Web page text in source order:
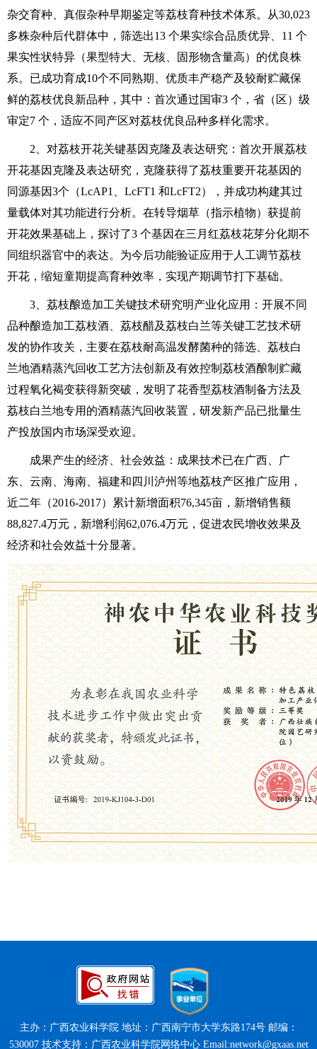
杂交育种、真假杂种早期鉴定等荔枝育种技术体系。从30,023
多株杂种后代群体中，筛选出13 个果实综合品质优异、11 个
果实性状特异（果型特大、无核、固形物含量高）的优良株
系。已成功育成10个不同熟期、优质丰产稳产及较耐贮藏保
鲜的荔枝优良新品种，其中：首次通过国审3 个，省（区）级
审定7 个，适应不同产区对荔枝优良品种多样化需求。
2、对荔枝开花关键基因克隆及表达研究：首次开展荔枝
开花基因克隆及表达研究，克隆获得了荔枝重要开花基因的
同源基因3个（LcAP1、LcFT1 和LcFT2），并成功构建其过
量载体对其功能进行分析。在转导烟草（指示植物）获提前
开花效果基础上，探讨了3 个基因在三月红荔枝花芽分化期不
同组织器官中的表达。为今后功能验证应用于人工调节荔枝
开花，缩短童期提高育种效率，实现产期调节打下基础。
3、荔枝酿造加工关键技术研究明产业化应用：开展不同
品种酿造加工荔枝酒、荔枝醋及荔枝白兰等关键工艺技术研
发的协作攻关，主要在荔枝耐高温发酵菌种的筛选、荔枝白
兰地酒精蒸汽回收工艺方法创新及有效控制荔枝酒酿制贮藏
过程氧化褐变获得新突破，发明了花香型荔枝酒制备方法及
荔枝白兰地专用的酒精蒸汽回收装置，研发新产品已批量生
产投放国内市场深受欢迎。
成果产生的经济、社会效益：成果技术已在广西、广
东、云南、海南、福建和四川泸州等地荔枝产区推广应用，
近二年（2016-2017）累计新增面积76,345亩，新增销售额
88,827.4万元，新增利润62,076.4万元，促进农民增收效果及
经济和社会效益十分显著。
主办：广西农业科学院 地址：广西南宁市大学东路174号 邮编：
530007 技术支持：广西农业科学院网络中心 Email:network@gxaas.net